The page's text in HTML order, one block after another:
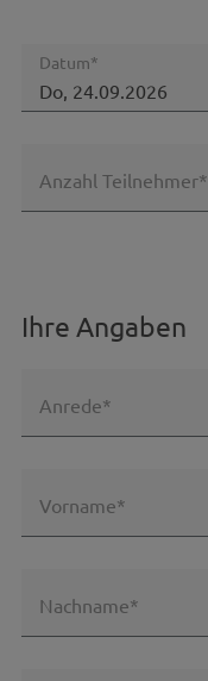
Datum*
Anzahl Teilnehmer*
Ihre Angaben
Anrede*
Vorname*
Nachname*